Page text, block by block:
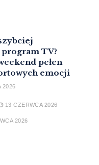
TV?
pełen
emocji
2026
13 CZERWCA 2026
2026